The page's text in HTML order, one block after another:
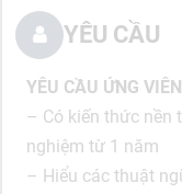
YÊU CẦU
YÊU CẦU ỨNG VIÊN
– Có kiến thức nền
nghiệm từ 1 năm
– Hiểu các thuật